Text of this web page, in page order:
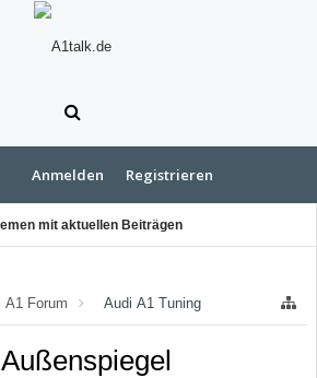
mit aktuellen Beiträgen
Anmelden Registrieren
A1 Forum Audi A1 Tuning